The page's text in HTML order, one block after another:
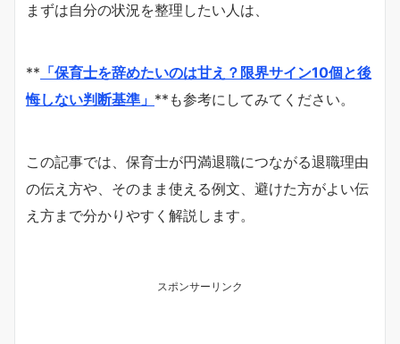
まずは自分の状況を整理したい人は、
** 「保育士を辞めたいのは甘え？限界サイン10個と後
悔しない判断基準」 **も参考にしてみてください。
この記事では、保育士が円満退職につながる退職理由
の伝え方や、そのまま使える例文、避けた方がよい伝
え方まで分かりやすく解説します。
スポンサーリンク